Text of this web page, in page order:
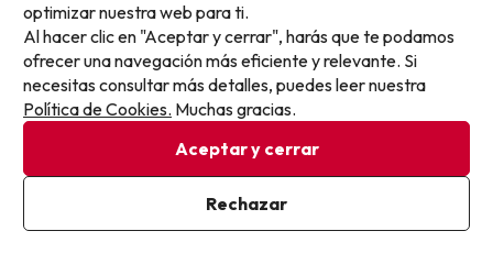
8.9
Juan Manuel Viajó en pareja
Julio 2026
Sólo añadir en el comedor plancha en vivo.
Muy bien
menos.
Apúntate y que el próximo no se te escape.
Pon tu mejor e-mail
Ya estoy suscrito
Al suscribirte, confirmas haber leído y estar de acuerdo con la
optimizar nuestra web para ti.
Al hacer clic en "Aceptar y cerrar", harás que te podamos
ofrecer una navegación más eficiente y relevante. Si
necesitas consultar más detalles, puedes leer nuestra
Política de Cookies. Muchas gracias.
Aceptar y cerrar
Rechazar